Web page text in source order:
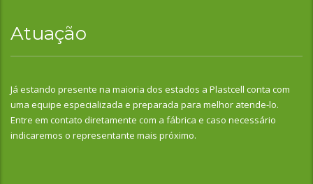
Atuação
Já estando presente na maioria dos estados a Plastcell conta com
uma equipe especializada e preparada para melhor atende-lo.
Entre em contato diretamente com a fábrica e caso necessário
indicaremos o representante mais próximo.